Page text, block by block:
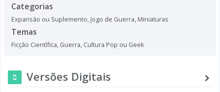
Categorias
Expansão ou Suplemento, Jogo de Guerra, Miniaturas
Temas
Ficção Científica, Guerra, Cultura Pop ou Geek
Versões Digitais